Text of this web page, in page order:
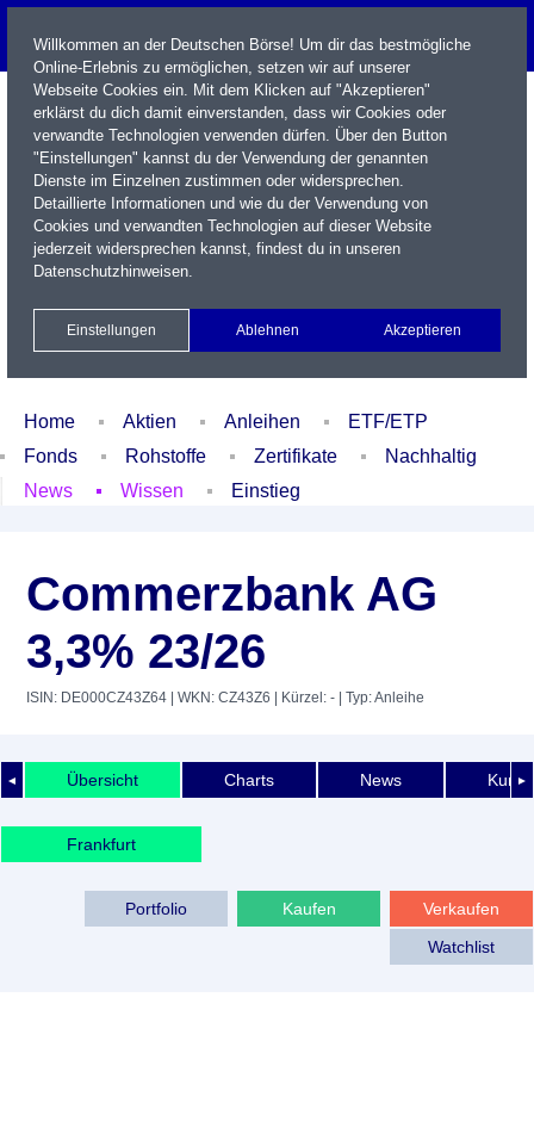
Name / WKN / ISIN / Kürzel
Xetra Realtime
Watchlist Portfolio Login
Home Aktien Anleihen
ETF/ETP
Fonds
Rohstoffe Zertifikate
Nachhaltig
News
Wissen Einstieg
Commerzbank AG
3,3% 23/26
ISIN: DE000CZ43Z64 | WKN: CZ43Z6 | Kürzel: - | Typ: Anleihe
◄ ►
Übersicht Charts News
Frankfurt
Verkaufen
Kaufen
Portfolio
Watchlist
Willkommen an der Deutschen Börse! Um dir das bestmögliche
Online-Erlebnis zu ermöglichen, setzen wir auf unserer
Webseite Cookies ein. Mit dem Klicken auf "Akzeptieren"
erklärst du dich damit einverstanden, dass wir Cookies oder
verwandte Technologien verwenden dürfen. Über den Button
"Einstellungen" kannst du der Verwendung der genannten
Dienste im Einzelnen zustimmen oder widersprechen.
Detaillierte Informationen und wie du der Verwendung von
Cookies und verwandten Technologien auf dieser Website
jederzeit widersprechen kannst, findest du in unseren
Datenschutzhinweisen.
Einstellungen Ablehnen Akzeptieren